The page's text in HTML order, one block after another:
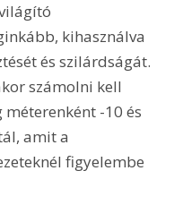
kihasználva
és szilárdságát.
számolni kell
méterenként -10 és
amit a
figyelembe